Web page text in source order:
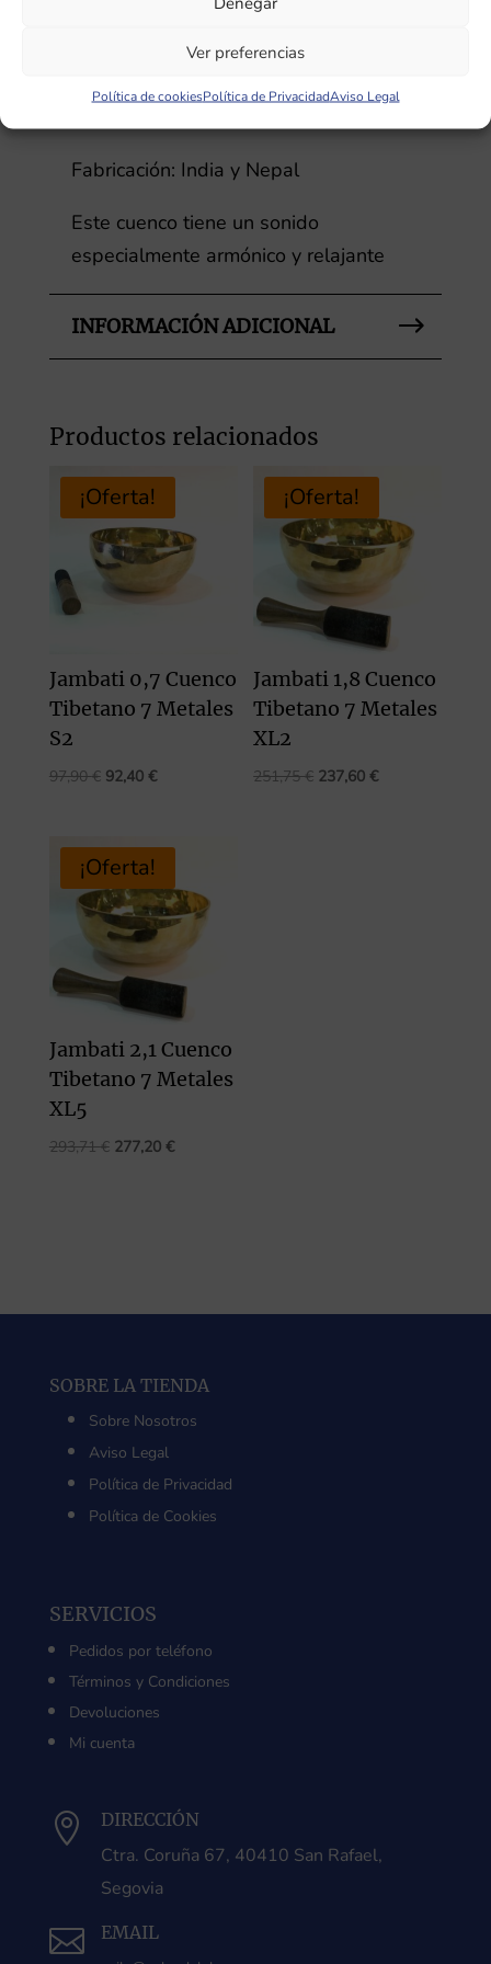
Ver preferencias
Política de cookiesPolítica de PrivacidadAviso Legal
Peso: 2,200-2,300kg
Diámetro: 28-30cm
Fabricación: India y Nepal
Este cuenco tiene un sonido
especialmente armónico y relajante
INFORMACIÓN ADICIONAL
Productos relacionados
¡Oferta!
Jambati 0,7 Cuenco
Tibetano 7 Metales
S2
97,90€ El
era:
97,90 €.
92,40 €El
92,40 €.
¡Oferta!
Jambati 1,8 Cuenco
Tibetano 7 Metales
XL2
251,75€ El
237,60€El
¡Oferta!
Jambati 2,1 Cuenco
Tibetano 7 Metales
XL5
293,71€ El
277,20 €El
SOBRE LA TIENDA
Sobre Nosotros
Aviso Legal
Política de Privacidad
Política de Cookies
SERVICIOS
Pedidos por teléfono
Términos y Condiciones
Devoluciones
Mi cuenta
 DIRECCIÓN
Ctra. Coruña 67, 40410 San Rafael,
Segovia
 EMAIL